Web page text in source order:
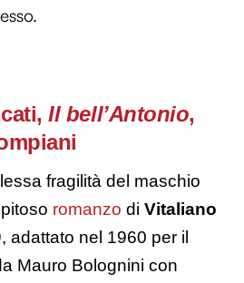
Il bell’Antonio,
fragilità del maschio
romanzo di Vitaliano
adattato nel 1960 per il
Mauro Bolognini con